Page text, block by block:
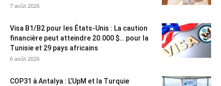
7 août 2026
Visa B1/B2 pour les États-Unis : La caution
financière peut atteindre 20.000 $… pour la
Tunisie et 29 pays africains
6 août 2026
COP31 à Antalya : L’UpM et la Turquie